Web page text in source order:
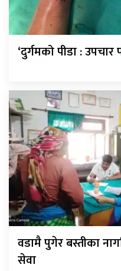
‘दुर्गमको पीडा :
वडामै पुगेर बस्तीका
सेवा